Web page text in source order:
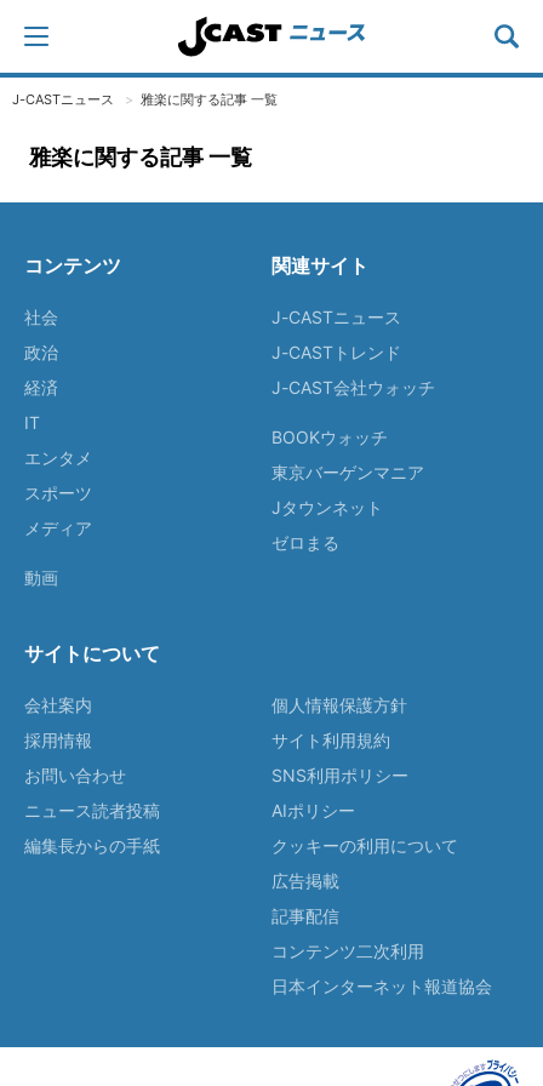
J-CASTニュース 雅楽に関する記事 一覧
雅楽に関する記事 一覧
コンテンツ
社会
政治
経済
IT
エンタメ
スポーツ
メディア
動画
関連サイト
J-CASTニュース
J-CASTトレンド
J-CAST会社ウォッチ
BOOKウォッチ
東京バーゲンマニア
Jタウンネット
ゼロまる
サイトについて
会社案内
採用情報
お問い合わせ
ニュース読者投稿
編集長からの手紙
個人情報保護方針
サイト利用規約
SNS利用ポリシー
AIポリシー
クッキーの利用について
広告掲載
記事配信
コンテンツ二次利用
日本インターネット報道協会